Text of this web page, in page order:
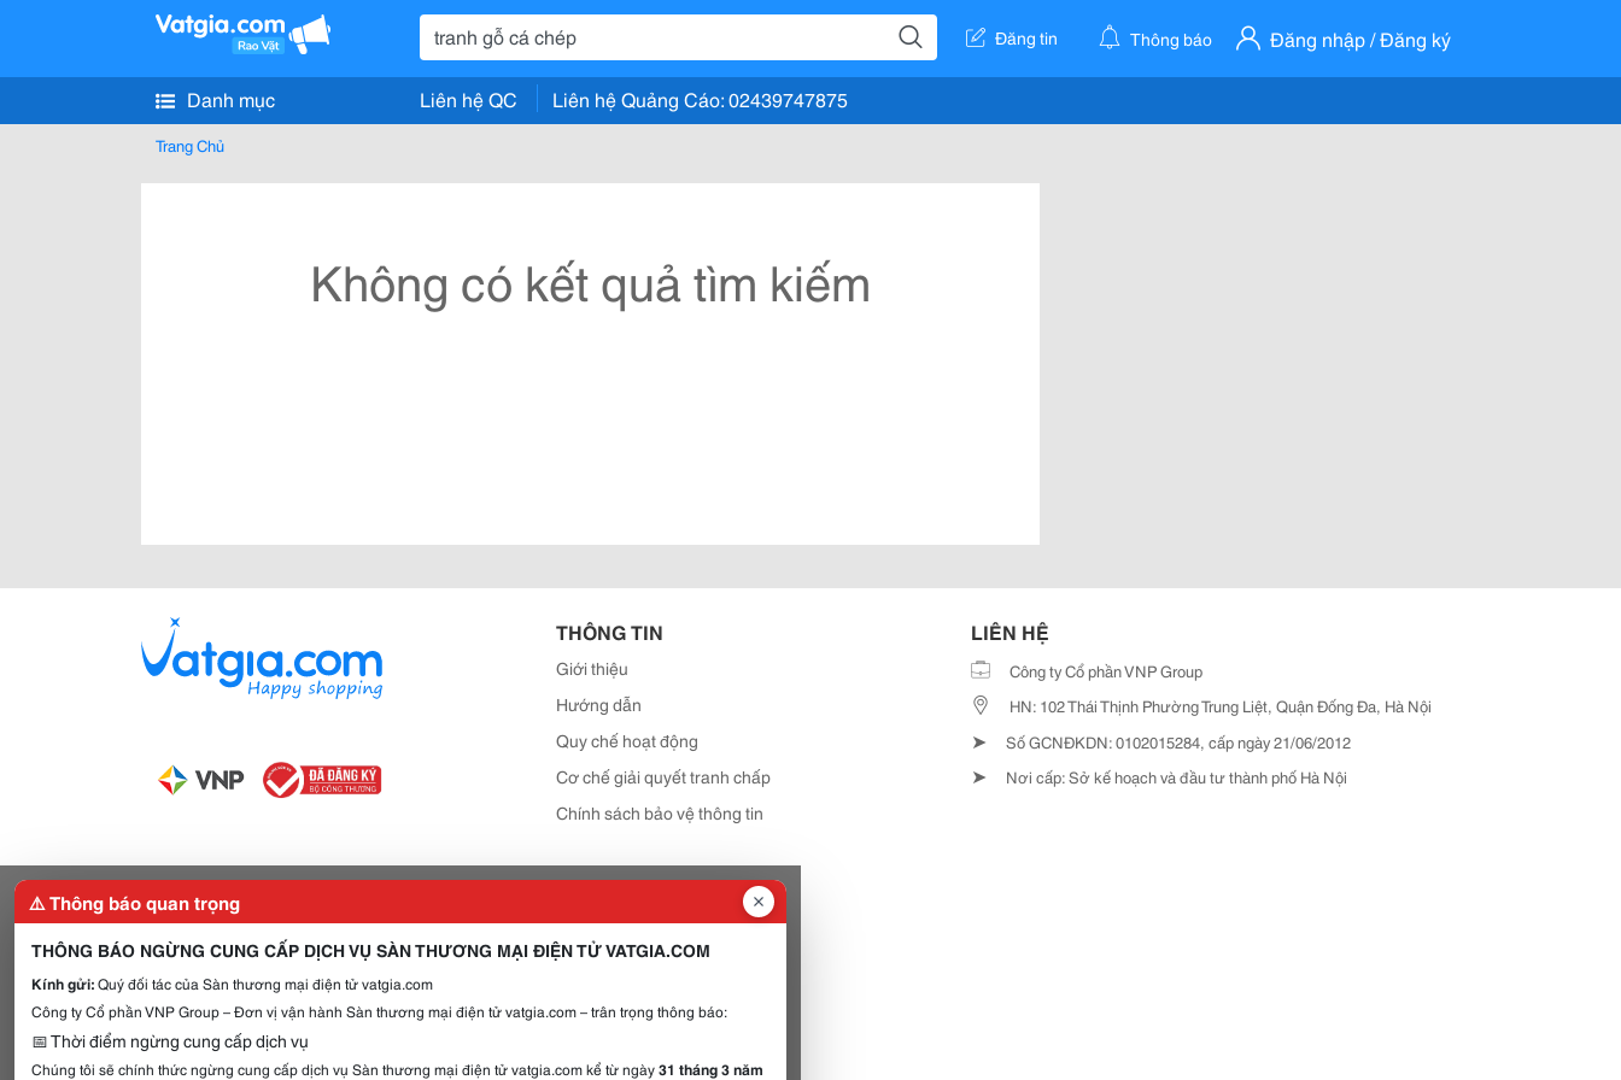
Đăng tin Thông báo Đăng nhập / Đăng ký
Danh mục Liên hệ QC Liên hệ Quảng Cáo: 02439747875
Trang Chủ
Không có kết quả tìm kiếm
THÔNG TIN
Giới thiệu
Hướng dẫn
Quy chế hoạt động
Cơ chế giải quyết tranh chấp
Chính sách bảo vệ thông tin
LIÊN HỆ
Công ty Cổ phần VNP Group
HN: 102 Thái Thịnh Phường Trung Liệt, Quận Đống Đa, Hà Nội
➤ Số GCNĐKDN: 0102015284, cấp ngày 21/06/2012
➤ Nơi cấp: Sở kế hoạch và đầu tư thành phố Hà Nội
⚠️ Thông báo quan trọng
THÔNG BÁO NGỪNG CUNG CẤP DỊCH VỤ SÀN THƯƠNG MẠI ĐIỆN TỬ VATGIA.COM
Kính gửi:Quý đối tác của Sàn thương mại điện tử vatgia.com
Công ty Cổ phần VNP Group – Đơn vị vận hành Sàn thương mại điện tử vatgia.com – trân trọng thông báo:
📅 Thời điểm ngừng cung cấp dịch vụ
Chúng tôi sẽ chính thức ngừng cung cấp dịch vụ Sàn thương mại điện tử vatgia.com kể từ ngày31 tháng 3 năm